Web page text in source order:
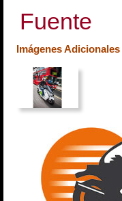
Fuente
Imágenes Adicionales